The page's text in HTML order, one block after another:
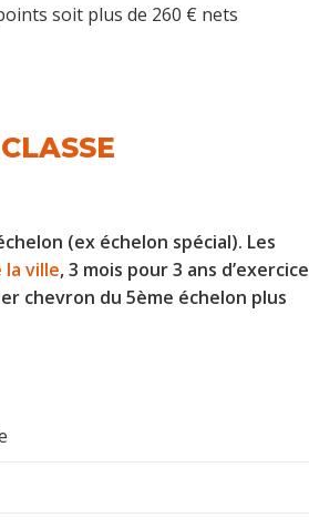
soit plus de 260 € nets
(ex échelon spécial). Les
ville, 3 mois pour 3 ans d’exercice
chevron du 5ème échelon plus